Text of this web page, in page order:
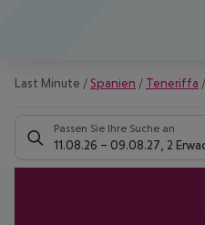
Last Minute / Spanien / Teneriffa /
Passen Sie Ihre Suche an
11.08.26 – 09.08.27 2